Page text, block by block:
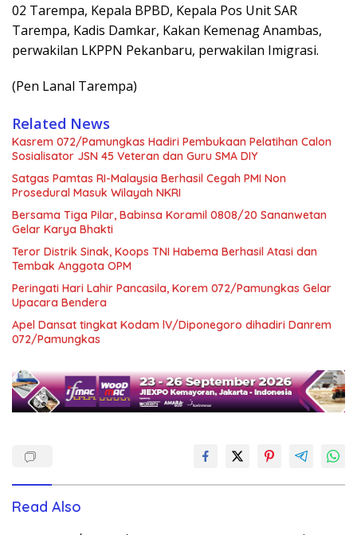
02 Tarempa, Kepala BPBD, Kepala Pos Unit SAR
Tarempa, Kadis Damkar, Kakan Kemenag Anambas,
perwakilan LKPPN Pekanbaru, perwakilan Imigrasi.
(Pen Lanal Tarempa)
Related News
Kasrem 072/Pamungkas Hadiri Pembukaan Pelatihan Calon
Sosialisator JSN 45 Veteran dan Guru SMA DIY
Satgas Pamtas RI-Malaysia Berhasil Cegah PMI Non
Prosedural Masuk Wilayah NKRI
Bersama Tiga Pilar, Babinsa Koramil 0808/20 Sananwetan
Gelar Karya Bhakti
Teror Distrik Sinak, Koops TNI Habema Berhasil Atasi dan
Tembak Anggota OPM
Peringati Hari Lahir Pancasila, Korem 072/Pamungkas Gelar
Upacara Bendera
Apel Dansat tingkat Kodam lV/Diponegoro dihadiri Danrem
072/Pamungkas
Read Also